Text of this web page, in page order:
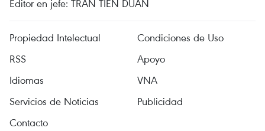
Editor en jefe: TRAN TIEN DUAN
Propiedad Intelectual
Condiciones de Uso
RSS
Apoyo
Idiomas
VNA
Servicios de Noticias
Publicidad
Contacto